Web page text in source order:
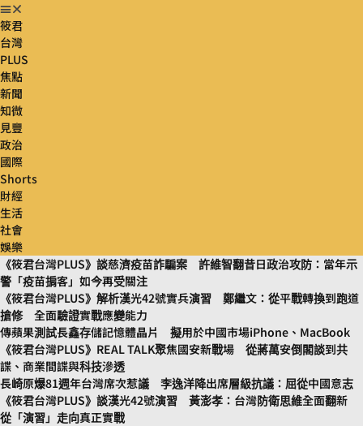
筱君
台灣
PLUS
焦點
新聞
知微
見豐
政治
國際
Shorts
財經
生活
社會
娛樂
《筱君台灣PLUS》談慈濟疫苗詐騙案 許維智翻昔日政治攻防：當年示
警「疫苗掮客」如今再受關注
《筱君台灣PLUS》解析漢光42號實兵演習 鄭繼文：從平戰轉換到跑道
搶修 全面驗證實戰應變能力
傳蘋果測試長鑫存儲記憶體晶片 擬用於中國市場iPhone、MacBook
《筱君台灣PLUS》REAL TALK聚焦國安新戰場 從蔣萬安倒閣談到共
諜、商業間諜與科技滲透
長崎原爆81週年台灣席次惹議 李逸洋降出席層級抗議：屈從中國意志
《筱君台灣PLUS》談漢光42號演習 黃澎孝：台灣防衛思維全面翻新
從「演習」走向真正實戰